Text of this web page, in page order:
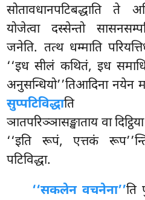
सोतावधानपटिबद्धाति ते
योजेत्वा दस्सेन्तो
जनेति. तत्थ धम्माति
‘‘इध सीलं कथितं, इध
अनुसन्धियो’’तिआदिना नयेन
सुप्पटिविद्धाति
ञातपरिञ्ञासङ्खाताय वा
‘‘इति रूपं, एत्तकं
पटिविद्धा.
‘‘सकलेन वचनेना’’ति